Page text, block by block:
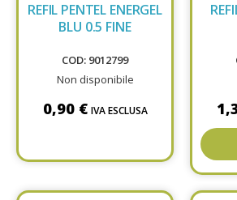
REFIL PENTEL ENERGEL
BLU 0.5 FINE
COD: 9012799
Non disponibile
0,90 € IVA ESCLUSA